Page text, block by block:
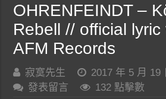
OHRENFEINDT –
Rebell // official
AFM Records
寂寞先生 2017 年 5 月 19
發表留言
132 點擊數